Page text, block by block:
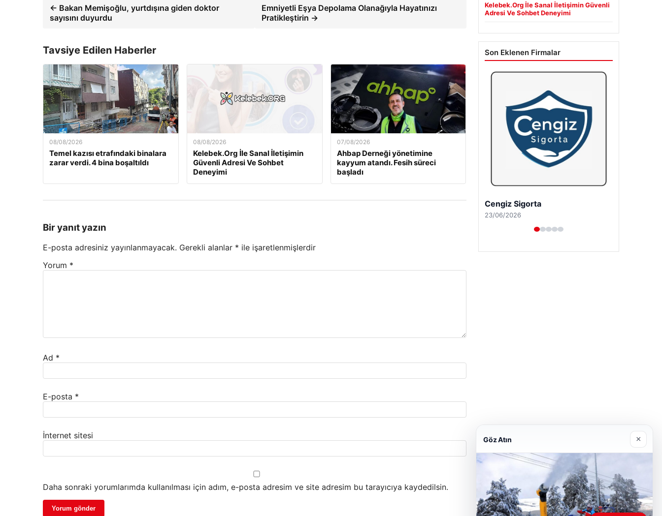
← Bakan Memişoğlu, yurtdışına giden doktor
sayısını duyurdu
Emniyetli Eşya Depolama Olanağıyla Hayatınızı
Pratikleştirin →
Tavsiye Edilen Haberler
08/08/2026
Temel kazısı etrafındaki binalara
zarar verdi. 4 bina boşaltıldı
08/08/2026
Kelebek.Org İle Sanal İletişimin
Güvenli Adresi Ve Sohbet
Deneyimi
07/08/2026
Ahbap Derneği yönetimine
kayyum atandı. Fesih süreci
başladı
Bir yanıt yazın
E-posta adresiniz yayınlanmayacak. Gerekli alanlar * ile işaretlenmişlerdir
Yorum *
Ad *
E-posta *
İnternet sitesi
Daha sonraki yorumlarımda kullanılması için adım, e-posta adresim ve site adresim bu tarayıcıya kaydedilsin.
Kelebek.Org İle Sanal İletişimin Güvenli
Adresi Ve Sohbet Deneyimi
Son Eklenen Firmalar
Hastaş Beton
26/05/2026
Göz Atın ×